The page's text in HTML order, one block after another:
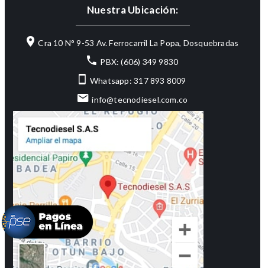
Nuestra Ubicación:
Cra 10 N° 9-53 Av. Ferrocarril La Popa, Dosquebradas
PBX: (606) 349 9830
Whatsapp: 317 893 8009
info@tecnodiesel.com.co